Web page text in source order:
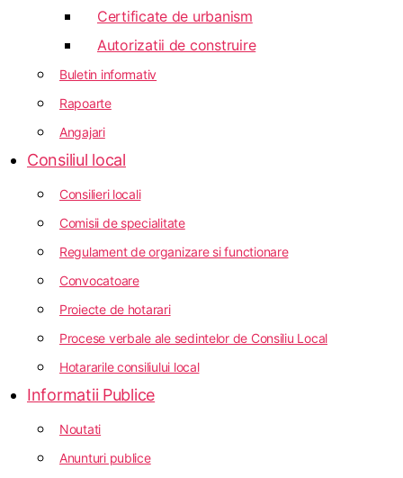
Certificate de urbanism
Autorizatii de construire
Buletin informativ
Rapoarte
Angajari
Consiliul local
Consilieri locali
Comisii de specialitate
Regulament de organizare si functionare
Convocatoare
Proiecte de hotarari
Procese verbale ale sedintelor de Consiliu Local
Hotararile consiliului local
Informatii Publice
Noutati
Anunturi publice